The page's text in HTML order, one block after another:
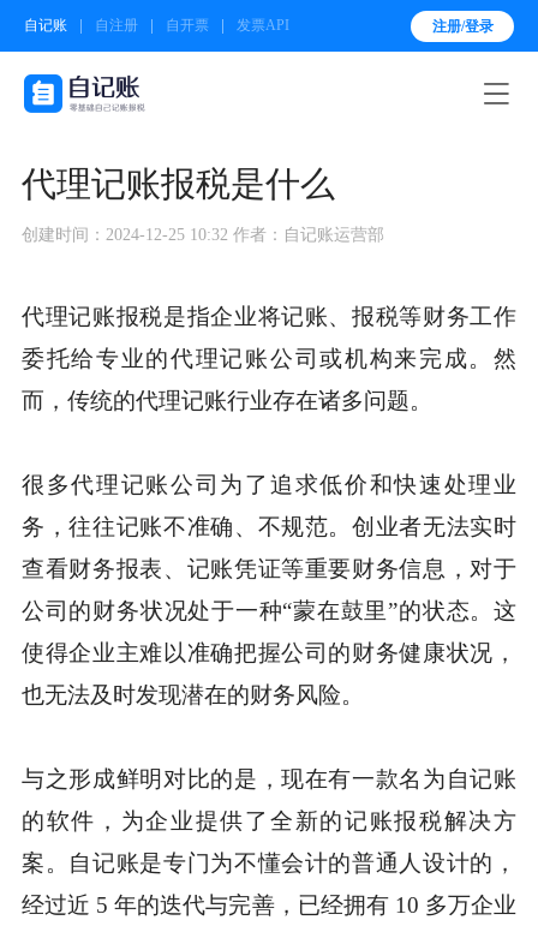
自记账 自注册 自开票 发票API 注册/登录

代理记账报税是什么
创建时间：2024-12-25 10:32 作者：自记账运营部
代理记账报税是指企业将记账、报税等财务工作
委托给专业的代理记账公司或机构来完成。然
而，传统的代理记账行业存在诸多问题。
很多代理记账公司为了追求低价和快速处理业
务，往往记账不准确、不规范。创业者无法实时
查看财务报表、记账凭证等重要财务信息，对于
公司的财务状况处于一种“蒙在鼓里”的状态。这
使得企业主难以准确把握公司的财务健康状况，
也无法及时发现潜在的财务风险。
与之形成鲜明对比的是，现在有一款名为自记账
的软件，为企业提供了全新的记账报税解决方
案。自记账是专门为不懂会计的普通人设计的，
经过近 5 年的迭代与完善，已经拥有 10 多万企业